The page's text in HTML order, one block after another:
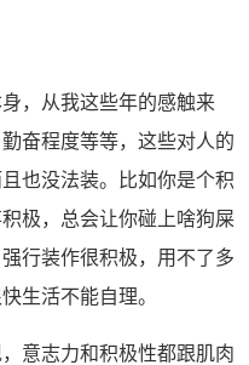
，从我这些年的感触来
奋程度等等，这些对人的
也没法装。比如你是个积
极，总会让你碰上啥狗屎
行装作很积极，用不了多
生活不能自理。
意志力和积极性都跟肌肉